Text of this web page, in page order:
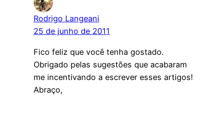
Rodrigo Langeani
25 de junho de 2011
Fico feliz que você tenha gostado.
Obrigado pelas sugestões que acabaram
me incentivando a escrever esses artigos!
Abraço,